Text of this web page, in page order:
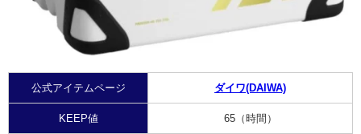
公式アイテムページ ダイワ(DAIWA)
KEEP値 65（時間）